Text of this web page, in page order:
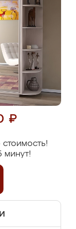
₽
минут!